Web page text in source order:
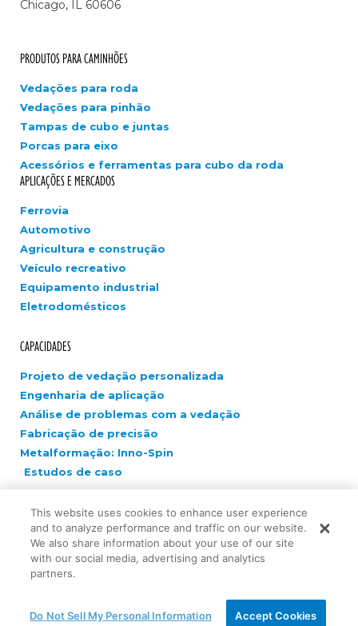
Chicago, IL 60606
PRODUTOS PARA CAMINHÕES
Vedações para roda
Vedações para pinhão
Tampas de cubo e juntas
Porcas para eixo
Acessórios e ferramentas para cubo da roda
APLICAÇÕES E MERCADOS
Ferrovia
Automotivo
Agricultura e construção
Veículo recreativo
Equipamento industrial
Eletrodomésticos
CAPACIDADES
Projeto de vedação personalizada
Engenharia de aplicação
Análise de problemas com a vedação
Fabricação de precisão
Metalformação: Inno-Spin
Estudos de caso
EMPRESA
Carreiras
Novidades
Fale conosco
Teste
This website uses cookies to enhance user experience
and to analyze performance and traffic on our website.
We also share information about your use of our site
with our social media, advertising and analytics
partners.
Do Not Sell My Personal Information Accept Cookies